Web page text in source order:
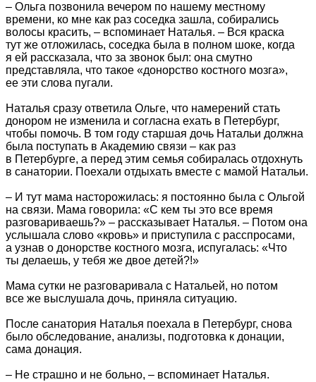
– Ольга позвонила вечером по нашему местному
времени, ко мне как раз соседка зашла, собирались
волосы красить, – вспоминает Наталья. – Вся краска
тут же отложилась, соседка была в полном шоке, когда
я ей рассказала, что за звонок был: она смутно
представляла, что такое «донорство костного мозга»,
ее эти слова пугали.
Наталья сразу ответила Ольге, что намерений стать
донором не изменила и согласна ехать в Петербург,
чтобы помочь. В том году старшая дочь Натальи должна
была поступать в Академию связи – как раз
в Петербурге, а перед этим семья собиралась отдохнуть
в санатории. Поехали отдыхать вместе с мамой Натальи.
– И тут мама насторожилась: я постоянно была с Ольгой
на связи. Мама говорила: «С кем ты это все время
разговариваешь?» – рассказывает Наталья. – Потом она
услышала слово «кровь» и приступила с расспросами,
а узнав о донорстве костного мозга, испугалась: «Что
ты делаешь, у тебя же двое детей?!»
Мама сутки не разговаривала с Натальей, но потом
все же выслушала дочь, приняла ситуацию.
После санатория Наталья поехала в Петербург, снова
было обследование, анализы, подготовка к донации,
сама донация.
– Не страшно и не больно, – вспоминает Наталья.